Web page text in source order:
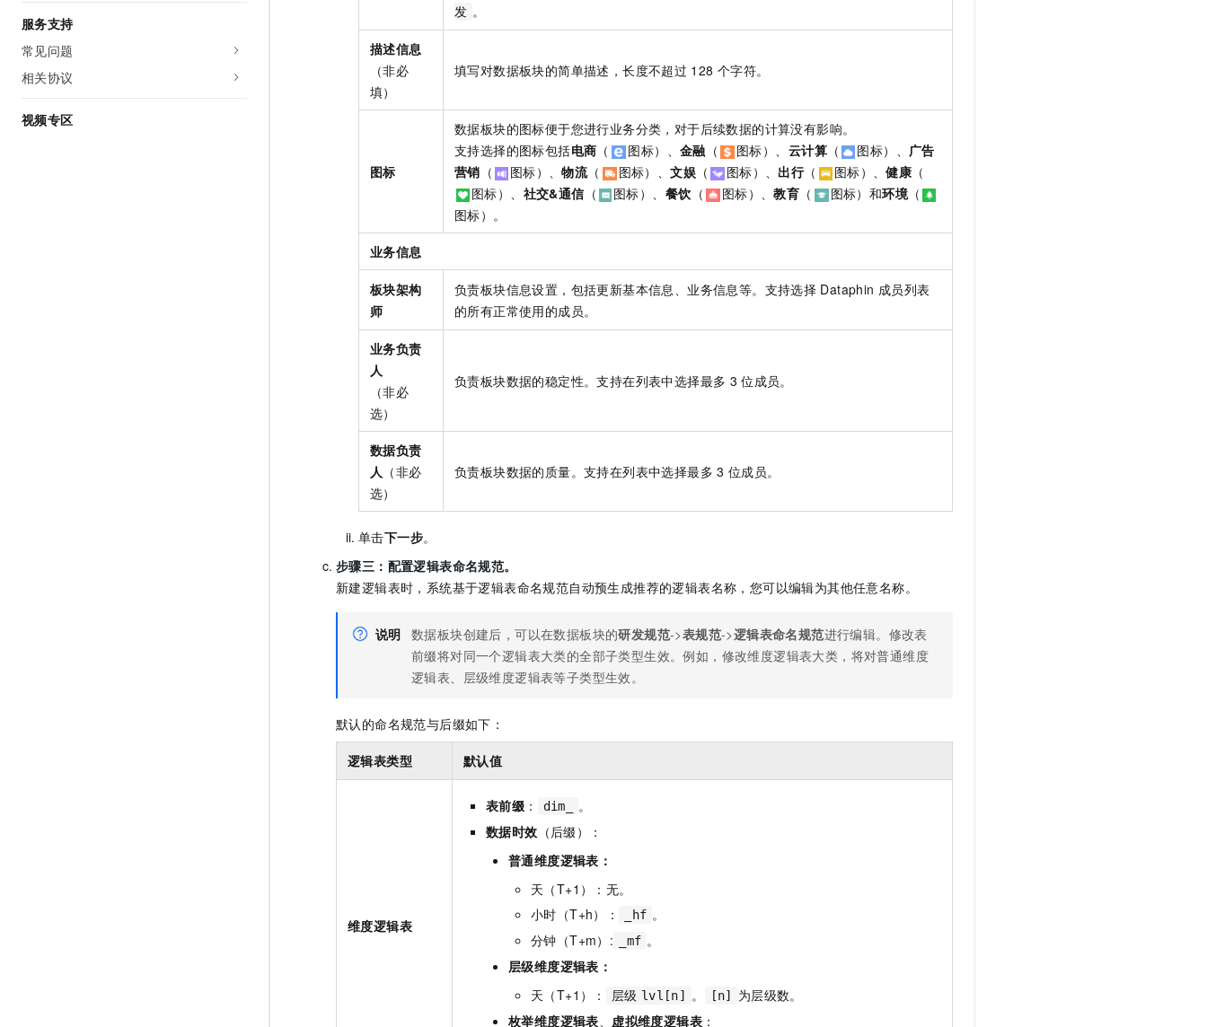
服务支持
常见问题
相关协议
视频专区
发 。
描述信息
（非必
填）
填写对数据板块的简单描述，长度不超过 128 个字符。
图标
数据板块的图标便于您进行业务分类，对于后续数据的计算没有影响。
支持选择的图标包括电商 （ 图标）、 金融 （ 图标）、 云计算（ 图标）、 广告
营销 （ 图标）、物流（ 图标）、文娱 （ 图标）、 出行（ 图标）、健康 （
图标）、 社交&通信（ 图标）、 餐饮 （ 图标）、教育 （ 图标）和环境（
图标）。
业务信息
板块架构
师
负责板块信息设置，包括更新基本信息、业务信息等。支持选择 Dataphin 成员列表
的所有正常使用的成员。
业务负责
人
（非必
选）
负责板块数据的稳定性。支持在列表中选择最多 3 位成员。
数据负责
人 （非必
选）
负责板块数据的质量。支持在列表中选择最多 3 位成员。
单击下一步。
步骤三：配置逻辑表命名规范。
新建逻辑表时，系统基于逻辑表命名规范自动预生成推荐的逻辑表名称，您可以编辑为其他任意名称。
说明 数据板块创建后，可以在数据板块的研发规范->表规范->逻辑表命名规范进行编辑。修改表
前缀将对同一个逻辑表大类的全部子类型生效。例如，修改维度逻辑表大类，将对普通维度
逻辑表、层级维度逻辑表等子类型生效。
默认的命名规范与后缀如下：
逻辑表类型 默认值
维度逻辑表
表前缀 ： dim_
。
数据时效 （后缀）：
普通维度逻辑表：
天（T+1）：无。
小时（T+h）：
_hf 。
分钟（T+m）:
_mf 。
层级维度逻辑表：
天（T+1）：
层级 lvl[n] 。 [n]
为层级数。
枚举维度逻辑表
虚拟维度逻辑表 ：